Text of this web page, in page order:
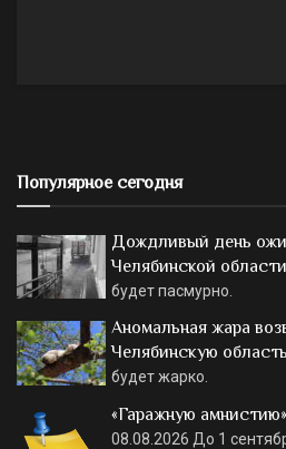
Популярное сегодня
Дождливый день
Челябинской области
будет пасмурно.
Аномальная жара
Челябинскую область
будет жарко.
«Гаражную
08.08.2026 До 1